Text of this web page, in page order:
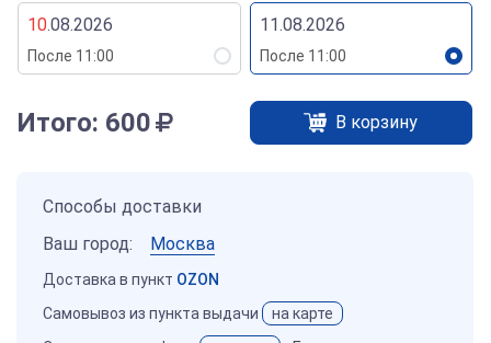
10.08.2026
После 11:00
11.08.2026
После 11:00
Итого: 600 В корзину
Способы доставки
Ваш город:
Москва
Доставка в пункт OZON
Самовывоз из пункта выдачи
на карте